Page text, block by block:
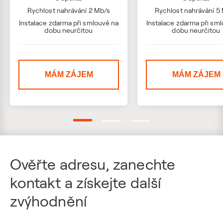
Rychlost nahrávání 2 Mb/s
Instalace zdarma při smlouvě na
dobu neurčitou
MÁM ZÁJEM
Rychlost nahrávání 5
Instalace zdarma při
dobu neurčitou
MÁM ZÁJEM
Ověřte adresu, zanechte
kontakt a získejte další
zvýhodnění